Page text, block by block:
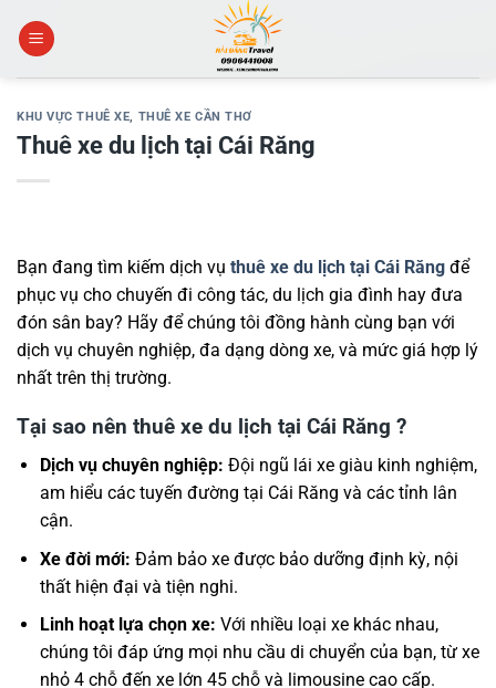
KHU VỰC THUÊ XE, THUÊ XE CẦN THƠ
Thuê xe du lịch tại Cái Răng
Bạn đang tìm kiếm dịch vụ thuê xe du lịch tại Cái Răng để
phục vụ cho chuyến đi công tác, du lịch gia đình hay đưa
đón sân bay? Hãy để chúng tôi đồng hành cùng bạn với
dịch vụ chuyên nghiệp, đa dạng dòng xe, và mức giá hợp lý
nhất trên thị trường.
Tại sao nên thuê xe du lịch tại Cái Răng ?
Dịch vụ chuyên nghiệp: Đội ngũ lái xe giàu kinh nghiệm,
am hiểu các tuyến đường tại Cái Răng và các tỉnh lân
cận.
Xe đời mới: Đảm bảo xe được bảo dưỡng định kỳ, nội
thất hiện đại và tiện nghi.
Linh hoạt lựa chọn xe: Với nhiều loại xe khác nhau,
chúng tôi đáp ứng mọi nhu cầu di chuyển của bạn, từ xe
nhỏ 4 chỗ đến xe lớn 45 chỗ và limousine cao cấp.